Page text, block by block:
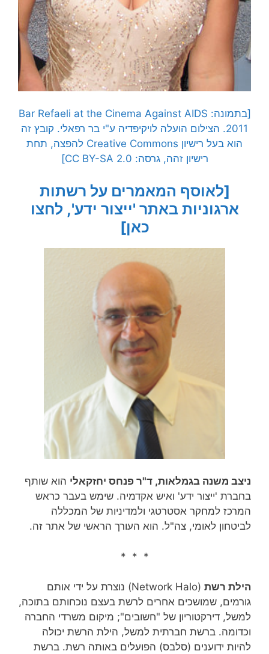
[בתמונה: Bar Refaeli at the Cinema Against AIDS
2011. הצילום הועלה לויקיפדיה ע"י בר רפאלי. קובץ זה
הוא בעל רישיון Creative Commons להפצה, תחת
רישיון זהה, גרסה: CC BY-SA 2.0]
[לאוסף המאמרים על רשתות
ארגוניות באתר 'ייצור ידע', לחצו
כאן]
ניצב משנה בגמלאות, ד"ר פנחס יחזקאלי הוא שותף
בחברת 'ייצור ידע' ואיש אקדמיה. שימש בעבר כראש
המרכז למחקר אסטרטגי ולמדיניות של המכללה
לביטחון לאומי, צה"ל. הוא העורך הראשי של אתר זה.
* * *
הילת רשת
(Network Halo) נוצרת על ידי אותם
גורמים, שמושכים אחרים לרשת בעצם נוכחותם בתוכה,
למשל, דירקטוריון של "חשובים"; מיקום משרדי החברה
וכדומה. ברשת חברתית למשל, הילת הרשת יכולה
להיות ידוענים (סלבס) הפועלים באותה רשת. ברשת